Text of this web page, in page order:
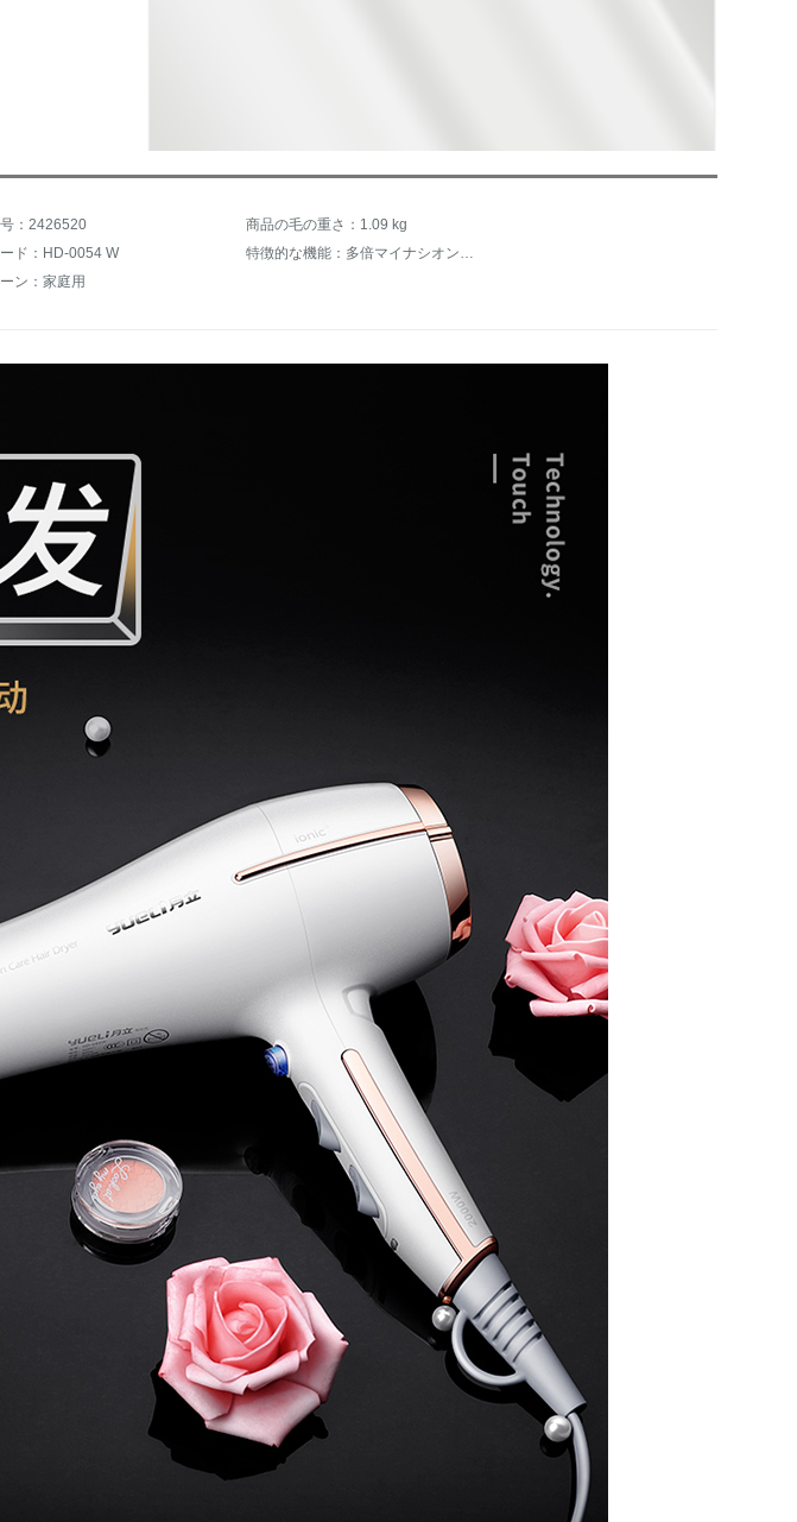
：2426520
商品の毛の重さ：1.09 kg
ド：HD-0054 W
ン：家庭用